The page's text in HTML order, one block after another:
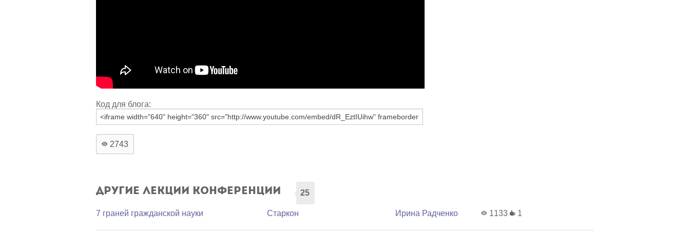
Код для блога:
2743
Другие лекции конференции 25
7 граней гражданской науки Старкон Ирина Радченко 1133 1